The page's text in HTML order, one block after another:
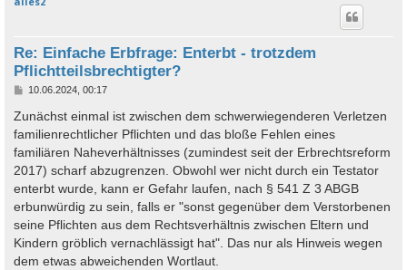
Re: Einfache Erbfrage: Enterbt - trotzdem
Pflichtteilsbrechtigter?
B
i
t
r
g
10.06.2024, 00:17
Zunächst einmal ist zwischen dem schwerwiegenderen Verletzen
familienrechtlicher Pflichten und das bloße Fehlen eines
familiären Naheverhältnisses (zumindest seit der Erbrechtsreform
2017) scharf abzugrenzen. Obwohl wer nicht durch ein Testator
enterbt wurde, kann er Gefahr laufen, nach § 541 Z 3 ABGB
erbunwürdig zu sein, falls er "sonst gegenüber dem Verstorbenen
seine Pflichten aus dem Rechtsverhältnis zwischen Eltern und
Kindern gröblich vernachlässigt hat". Das nur als Hinweis wegen
dem etwas abweichenden Wortlaut.